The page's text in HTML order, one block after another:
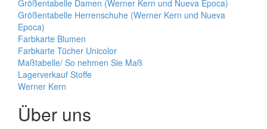
Größentabelle Damen (Werner Kern und Nueva Epoca)
Größentabelle Herrenschuhe (Werner Kern und Nueva
Epoca)
Farbkarte Blumen
Farbkarte Tücher Unicolor
Maßtabelle/ So nehmen Sie Maß
Lagerverkauf Stoffe
Werner Kern
Über uns